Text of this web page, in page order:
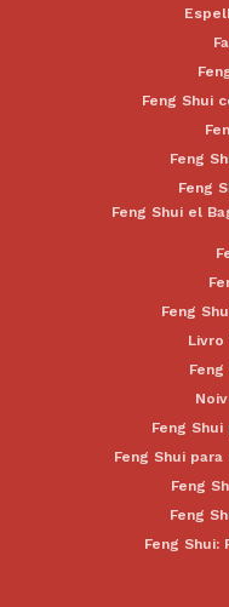
Feng Shui
Feng
Feng
Feng Shui el
Feng
Livro
Feng
Feng Shui
Feng
Feng
Feng Shui: